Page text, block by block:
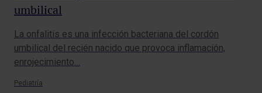
umbilical
La onfalitis es una infección bacteriana del cordón
umbilical del recién nacido que provoca inflamación,
enrojecimiento…
Pediatría